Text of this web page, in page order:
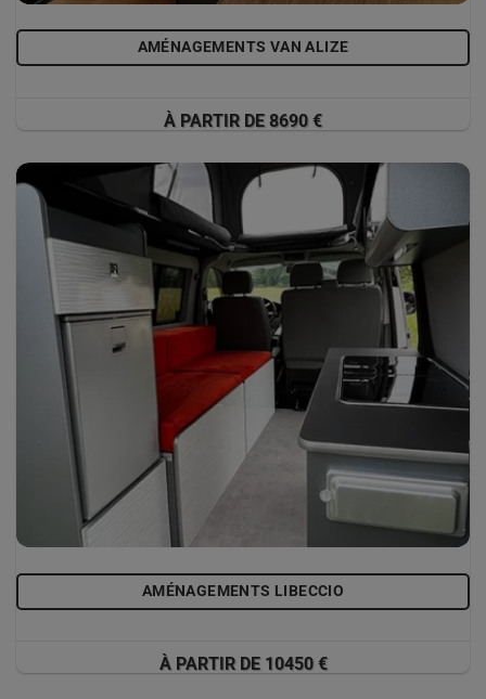
AMÉNAGEMENTS VAN ALIZE
À PARTIR DE 8690 €
AMÉNAGEMENTS LIBECCIO
À PARTIR DE 10450 €